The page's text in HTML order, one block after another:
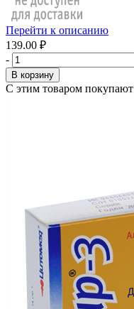
Перейти к описанию
139.00 ₽
-
В корзину
С этим товаром покупают